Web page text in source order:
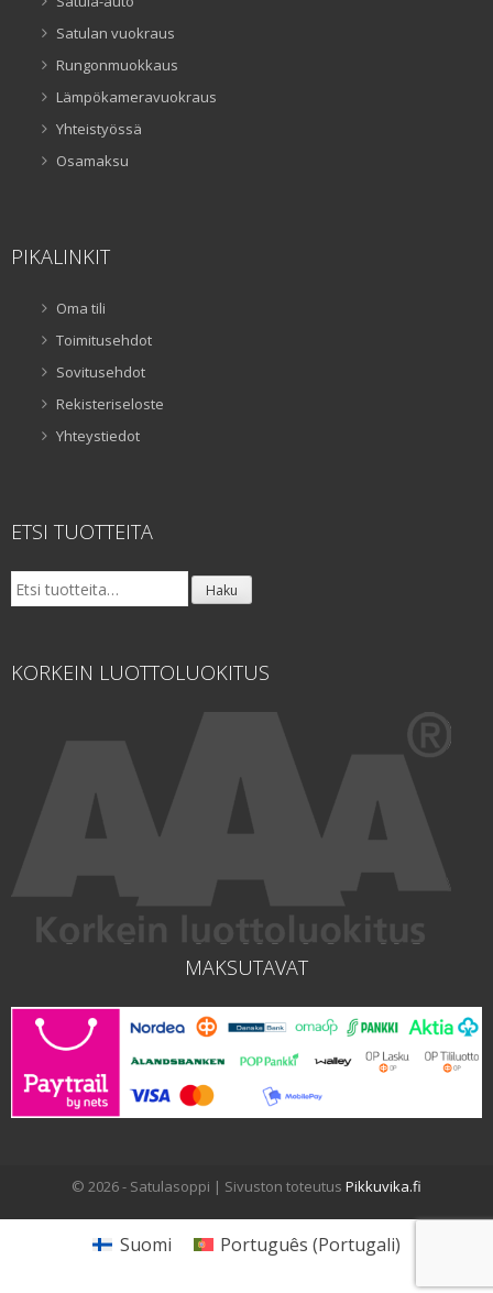
Satulan vuokraus
Rungonmuokkaus
Lämpökameravuokraus
Yhteistyössä
Osamaksu
PIKALINKIT
Oma tili
Toimitusehdot
Sovitusehdot
Rekisteriseloste
Yhteystiedot
ETSI TUOTTEITA
Etsi: Haku
KORKEIN LUOTTOLUOKITUS
MAKSUTAVAT
© 2026 - Satulasoppi | Sivuston toteutus Pikkuvika.fi
Suomi Português (Portugali)